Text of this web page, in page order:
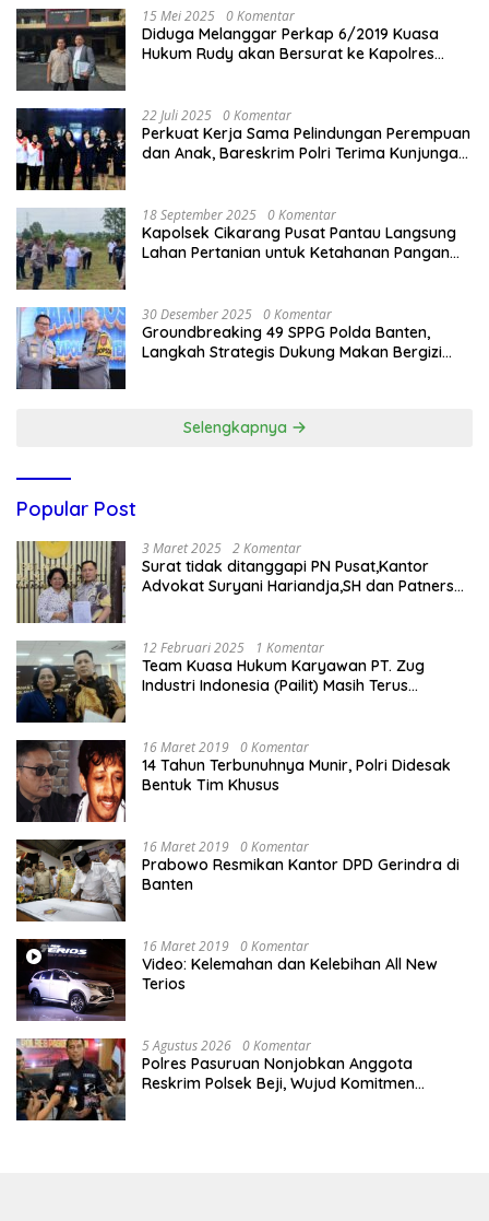
15 Mei 2025 0 Komentar
Diduga Melanggar Perkap 6/2019 Kuasa
Hukum Rudy akan Bersurat ke Kapolres
22 Juli 2025 0 Komentar
Perkuat Kerja Sama Pelindungan Perempuan
dan Anak, Bareskrim Polri Terima Kunjungan
18 September 2025 0 Komentar
Kapolsek Cikarang Pusat Pantau Langsung
Lahan Pertanian untuk Ketahanan Pangan
30 Desember 2025 0 Komentar
Groundbreaking 49 SPPG Polda Banten,
Langkah Strategis Dukung Makan Bergizi
Selengkapnya
Popular Post
3 Maret 2025 2 Komentar
Surat tidak ditanggapi PN Pusat,Kantor
Advokat Suryani Hariandja,SH dan Patners
12 Februari 2025 1 Komentar
Team Kuasa Hukum Karyawan PT. Zug
Industri Indonesia (Pailit) Masih Terus
16 Maret 2019 0 Komentar
14 Tahun Terbunuhnya Munir, Polri Didesak
Bentuk Tim Khusus
16 Maret 2019 0 Komentar
Prabowo Resmikan Kantor DPD Gerindra di
Banten
16 Maret 2019 0 Komentar
Video: Kelemahan dan Kelebihan All New
Terios
5 Agustus 2026 0 Komentar
Polres Pasuruan Nonjobkan Anggota
Reskrim Polsek Beji, Wujud Komitmen